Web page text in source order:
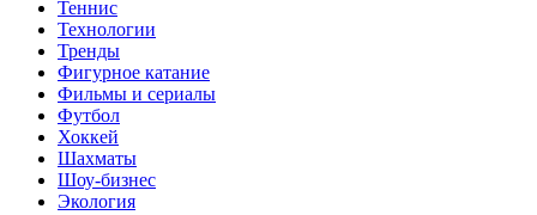
Теннис
Технологии
Тренды
Фигурное катание
Фильмы и сериалы
Футбол
Хоккей
Шахматы
Шоу-бизнес
Экология